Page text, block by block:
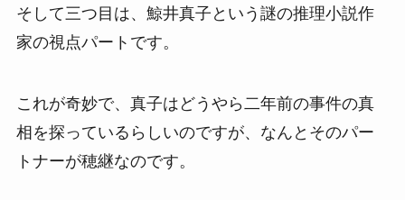
そして三つ目は、鯨井真子という謎の推理小説作
家の視点パートです。
これが奇妙で、真子はどうやら二年前の事件の真
相を探っているらしいのですが、なんとそのパー
トナーが穂継なのです。